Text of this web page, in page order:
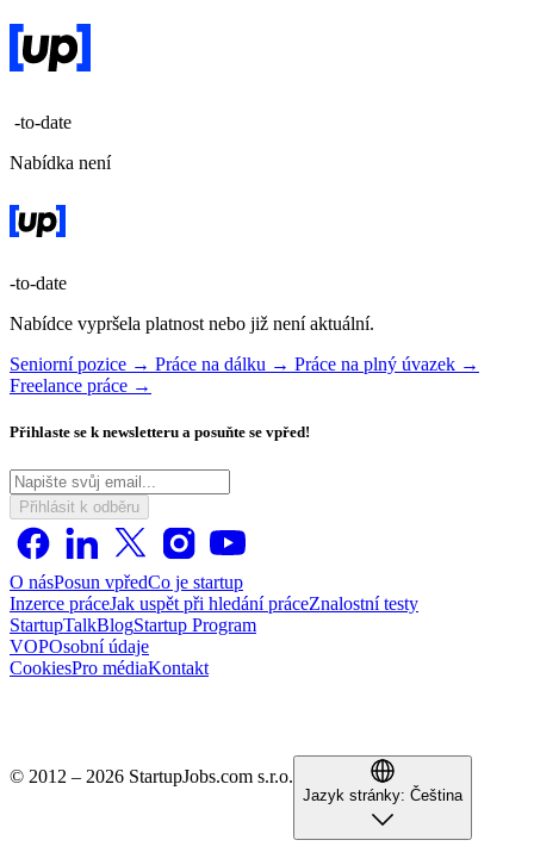
-to-date
Nabídka není
-to-date
Nabídce vypršela platnost nebo již není aktuální.
Seniorní pozice → Práce na dálku → Práce na plný úvazek →
Freelance práce →
Přihlaste se k newsletteru a posuňte se vpřed!
Přihlásit k odběru
O násPosun vpředCo je startup
Inzerce práceJak uspět při hledání práceZnalostní testy
StartupTalkBlogStartup Program
VOPOsobní údaje
CookiesPro médiaKontakt
© 2012 – 2026 StartupJobs.com s.r.o.
Jazyk stránky: Čeština